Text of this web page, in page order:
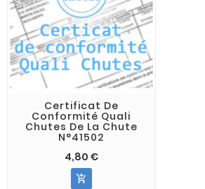
Certificat De
Conformité Quali
Chutes De La Chute
N°41502
4,80 €
